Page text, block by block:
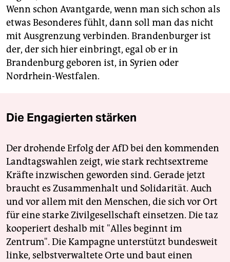
Wenn schon Avantgarde, wenn man sich schon als
etwas Besonderes fühlt, dann soll man das nicht
mit Ausgrenzung verbinden. Brandenburger ist
der, der sich hier einbringt, egal ob er in
Brandenburg geboren ist, in Syrien oder
Nordrhein-Westfalen.
Die Engagierten stärken
Der drohende Erfolg der AfD bei den kommenden
Landtagswahlen zeigt, wie stark rechtsextreme
Kräfte inzwischen geworden sind. Gerade jetzt
braucht es Zusammenhalt und Solidarität. Auch
und vor allem mit den Menschen, die sich vor Ort
für eine starke Zivilgesellschaft einsetzen. Die taz
kooperiert deshalb mit "Alles beginnt im
Zentrum". Die Kampagne unterstützt bundesweit
linke, selbstverwaltete Orte und baut einen